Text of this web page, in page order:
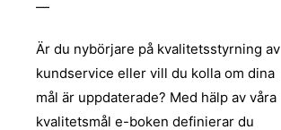
—
Är du nybörjare på kvalitetsstyrning av
kundservice eller vill du kolla om dina
mål är uppdaterade? Med hälp av våra
kvalitetsmål e-boken definierar du